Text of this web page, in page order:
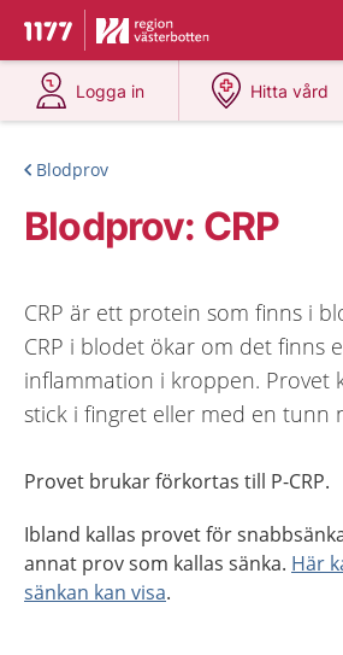
Till startsidan för 1177
Du har valt region
Logga in
på 1177.se
Hitta vård
på
Blodprov
Blodprov: CRP
CRP är ett protein som finns i
CRP i blodet ökar om det finns
inflammation i kroppen. Provet
stick i fingret eller med en tunn
Provet brukar förkortas till P-CRP.
Ibland kallas provet för
annat prov som kallas sänka. Här
sänkan kan visa.